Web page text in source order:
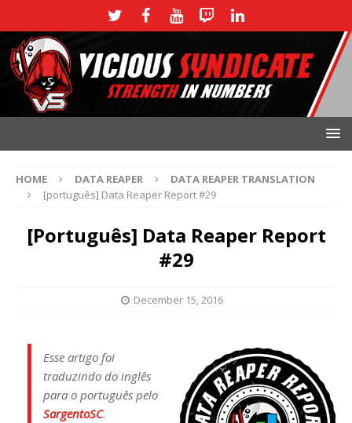
HOME DATA REAPER
DATA REAPER TRANSLATION
[português] Data Reaper Report #29
[português] Data Reaper Report
#29
December 15, 2016
Esse artigo foi
traduzindo do inglês
para o português pelo
SargentoSC.